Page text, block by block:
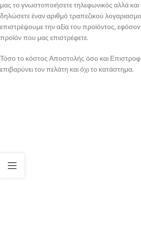
μας το γνωστοποιήσετε τηλεφωνικός αλλά
δηλώσετε έναν αριθμό τραπεζικού
επιστρέψουμε την αξία του προϊόντος,
προϊόν που μας επιστρέφετε.
Τόσο το κόστος Αποστολής όσο και
επιβαρύνει τον πελάτη και όχι το κατάστημα.